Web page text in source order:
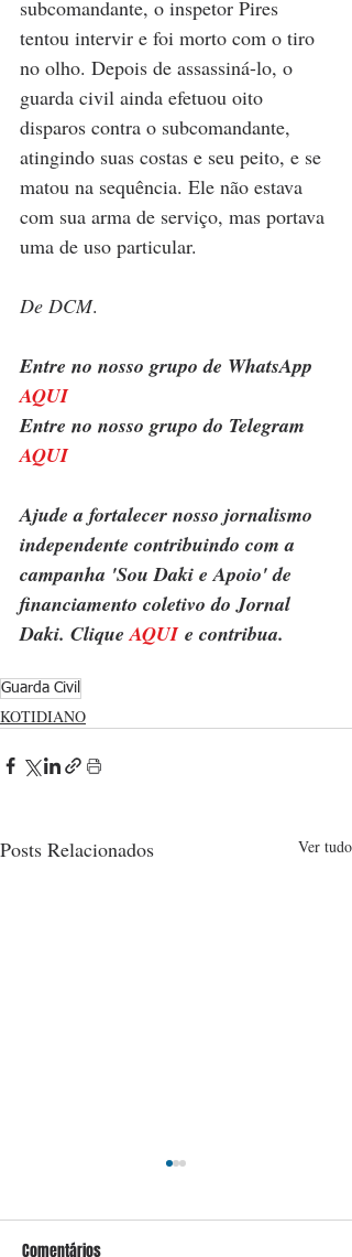
subcomandante, o inspetor Pires
tentou intervir e foi morto com o tiro
no olho. Depois de assassiná-lo, o
guarda civil ainda efetuou oito
disparos contra o subcomandante,
atingindo suas costas e seu peito, e se
matou na sequência. Ele não estava
com sua arma de serviço, mas portava
uma de uso particular.
De DCM.
Entre no nosso grupo de WhatsApp
AQUI
Entre no nosso grupo do Telegram
AQUI
Ajude a fortalecer nosso jornalismo
independente contribuindo com a
campanha 'Sou Daki e Apoio' de
financiamento coletivo do Jornal
Daki. Clique AQUI e contribua.
Guarda Civil
KOTIDIANO
Posts Relacionados Ver tudo
Comentários